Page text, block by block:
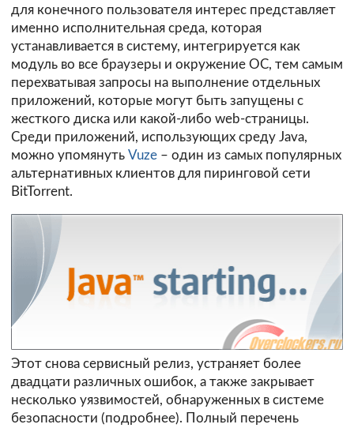
для конечного пользователя интерес представляет
именно исполнительная среда, которая
устанавливается в систему, интегрируется как
модуль во все браузеры и окружение ОС, тем самым
перехватывая запросы на выполнение отдельных
приложений, которые могут быть запущены с
жесткого диска или какой-либо web-страницы.
Среди приложений, использующих среду Java,
можно упомянуть Vuze – один из самых популярных
альтернативных клиентов для пиринговой сети
BitTorrent.
Этот снова сервисный релиз, устраняет более
двадцати различных ошибок, а также закрывает
несколько уязвимостей, обнаруженных в системе
безопасности (подробнее). Полный перечень